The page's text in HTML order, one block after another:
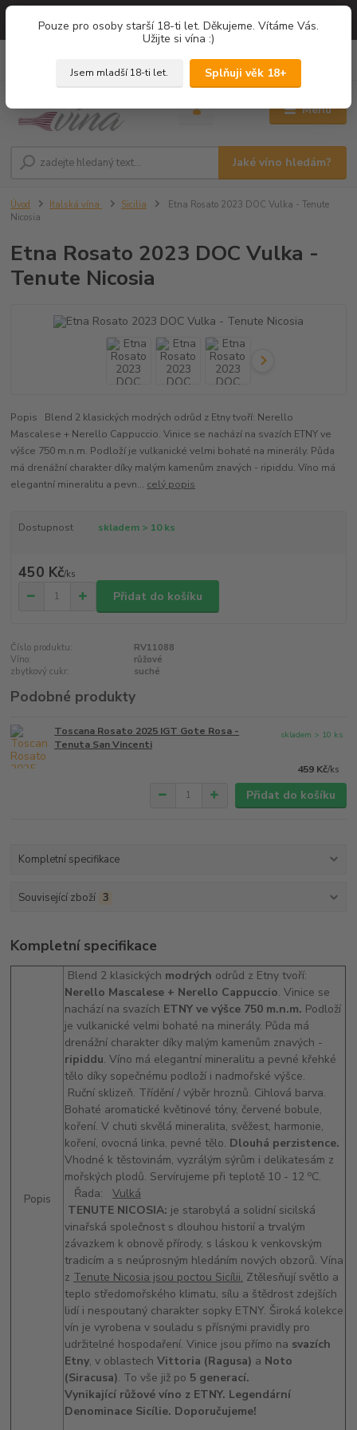
===
Pouze pro osoby starší 18-ti let. Děkujeme. Vítáme Vás.
Užijte si vína :)
Jsem mladší 18-ti let. Splňuji věk 18+
Menu
Jaké víno hledám?
0,00 Kč
Úvod Italská vína Sicilia
Etna Rosato 2023 DOC Vulka - Tenute
Nicosia
Etna Rosato 2023 DOC Vulka -
Tenute Nicosia
Popis Blend 2 klasických modrých odrůd z Etny tvoří: Nerello
Mascalese + Nerello Cappuccio. Vinice se nachází na svazích ETNY ve
výšce 750 m.n.m. Podloží je vulkanické velmi bohaté na minerály. Půda
má drenážní charakter díky malým kamenům znavých - ripiddu. Víno má
elegantní mineralitu a pevn... celý popis
Dostupnost skladem > 10 ks
450 Kč/ks
Přidat do košíku
Číslo produktu:
RV11088
Víno:
růžové
zbytkový cukr:
suché
Podobné produkty
Toscana Rosato 2025 IGT Gote Rosa -
Tenuta San Vincenti
459 Kč/ks
skladem > 10 ks
Přidat do košíku
Kompletní specifikace
Související zboží 3
Kompletní specifikace
Popis
Blend 2 klasických modrých odrůd z Etny tvoří:
Nerello Mascalese + Nerello Cappuccio. Vinice se
nachází na svazích ETNY ve výšce 750 m.n.m. Podloží
je vulkanické velmi bohaté na minerály. Půda má
drenážní charakter díky malým kamenům znavých -
ripiddu. Víno má elegantní mineralitu a pevné křehké
tělo díky sopečnému podloží i nadmořské výšce.
Ruční sklizeň. Třídění / výběr hroznů. Cihlová barva.
Bohaté aromatické květinové tóny, červené bobule,
koření. V chuti skvělá mineralita, svěžest, harmonie,
koření, ovocná linka, pevné tělo. Dlouhá perzistence.
Vhodné k těstovinám, vyzrálým sýrům i delikatesám z
mořských plodů. Servírujeme při teplotě 10 - 12oC.
Řada:Vulká
TENUTE NICOSIA: je starobylá a solidní sicilská
vinařská společnost s dlouhou historií a trvalým
závazkem k obnově přírody, s láskou k venkovským
tradicím a s neúprosným hledáním nových obzorů. Vína
z Tenute Nicosia jsou poctou Sicílii. Ztělesňují světlo a
teplo středomořského klimatu, sílu a štědrost zdejších
lidí i nespoutaný charakter sopky ETNY. Široká kolekce
vín je vyrobena v souladu s přísnými pravidly pro
udržitelné hospodaření. Vinice jsou přímo na svazích
Etny, v oblastechVittoria (Ragusa) a Noto
(Siracusa). To vše již po 5 generací.
Vynikající růžové víno z ETNY. Legendární
Denominace Sicílie. Doporučujeme!